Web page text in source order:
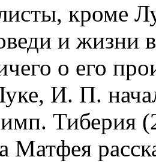
кроме
и
о его
И. П.
Тиберия
Матфея